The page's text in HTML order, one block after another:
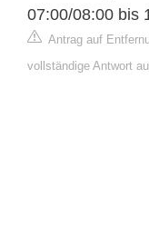
07:00/08:00 bis
Antrag auf
vollständige Antwort